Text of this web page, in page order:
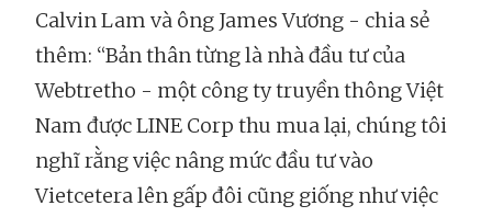
Calvin Lam và ông James Vương - chia sẻ
thêm: “Bản thân từng là nhà đầu tư của
Webtretho - một công ty truyền thông Việt
Nam được LINE Corp thu mua lại, chúng tôi
nghĩ rằng việc nâng mức đầu tư vào
Vietcetera lên gấp đôi cũng giống như việc